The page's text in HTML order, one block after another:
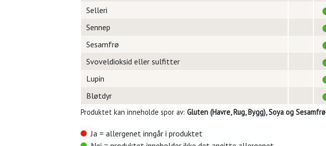
Selleri
Sennep
Sesamfrø
Svoveldioksid eller sulfitter
Lupin
Bløtdyr
Produktet kan inneholde spor av: Gluten (Havre, Rug, Bygg), Soya og Sesamfrø
Ja = allergenet inngår i produktet